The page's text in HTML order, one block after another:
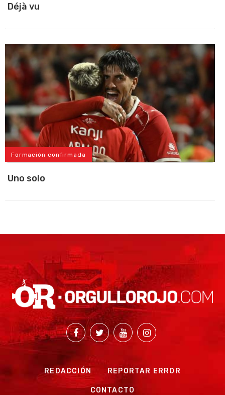
Déjà vu
Formación confirmada
Uno solo
REDACCIÓN REPORTAR ERROR
CONTACTO